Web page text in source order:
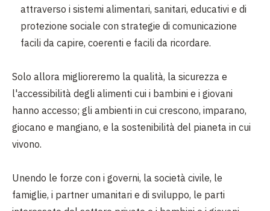
attraverso i sistemi alimentari, sanitari, educativi e di
protezione sociale con strategie di comunicazione
facili da capire, coerenti e facili da ricordare.
Solo allora miglioreremo la qualità, la sicurezza e
l'accessibilità degli alimenti cui i bambini e i giovani
hanno accesso; gli ambienti in cui crescono, imparano,
giocano e mangiano, e la sostenibilità del pianeta in cui
vivono.
Unendo le forze con i governi, la società civile, le
famiglie, i partner umanitari e di sviluppo, le parti